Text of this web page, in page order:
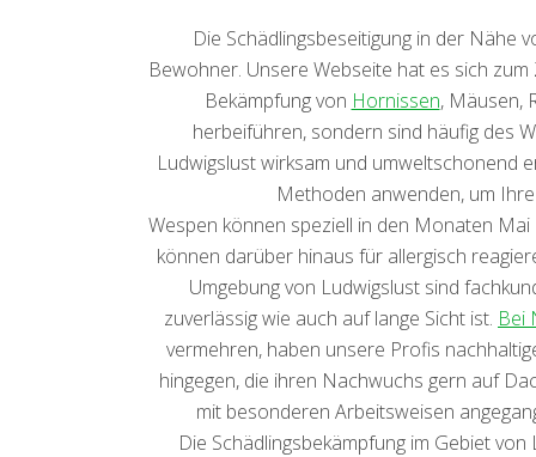
Die Schädlingsbeseitigung in der Nähe
Bewohner. Unsere Webseite hat es sich
Bekämpfung von Hornissen, Mäusen,
herbeiführen, sondern sind häufig des
Ludwigslust wirksam und umweltschonend
Methoden anwenden, um
Wespen können speziell in den Monaten
können darüber hinaus für allergisch
Umgebung von Ludwigslust sind
zuverlässig wie auch auf lange Sicht ist. Bei
vermehren, haben unsere Profis
hingegen, die ihren Nachwuchs gern auf
mit besonderen Arbeitsweisen
Die Schädlingsbekämpfung im Gebiet